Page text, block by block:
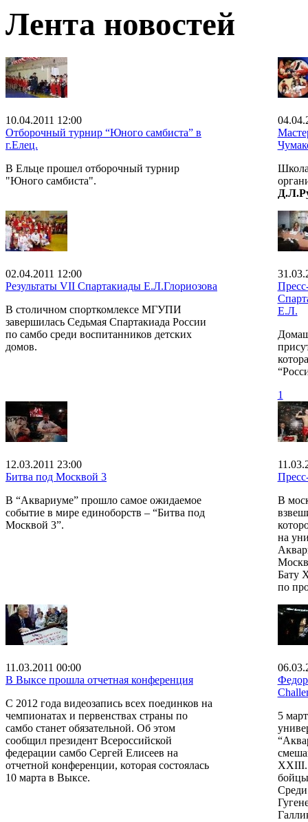
Лента новостей
10.04.2011 12:00
Отборочный турнир “Юного самбиста” в
г.Елец.
В Ельце прошел отборочный турнир
"Юного самбиста".
02.04.2011 12:00
Результаты VII Спартакиады Е.Л.Глориозова
В столичном спорткомлексе МГУПИ
завершилась Седьмая Спартакиада России
по самбо среди воспитанников детских
домов.
Е.Л.
1
12.03.2011 23:00
Битва под Москвой 3
В “Аквариуме” прошло самое ожидаемое
событие в мире единоборств – “Битва под
Москвой 3”.
В
на
Бату
по
11.03.2011 00:00
В Выксе прошла отчетная конференция
С 2012 года видеозапись всех поединков на
чемпионатах и первенствах страны по
самбо станет обязательной. Об этом
сообщил президент Всероссийской
федерации самбо Сергей Елисеев на
отчетной конференции, которая состоялась
10 марта в Выксе.
5
XXIII.